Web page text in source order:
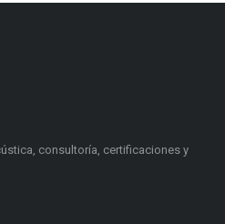
consultoría, certificaciones y